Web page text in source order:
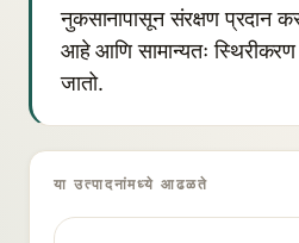
नुकसानापासून संरक्षण प्रदान
आहे आणि सामान्यतः
जातो.
या उत्पादनांमध्ये आढळते